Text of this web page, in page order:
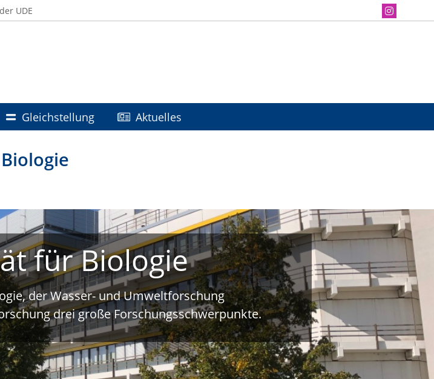
UDE
Gleichstellung Aktuelles
für Biologie
der Wasser- und Umweltforschung
drei große Forschungsschwerpunkte.